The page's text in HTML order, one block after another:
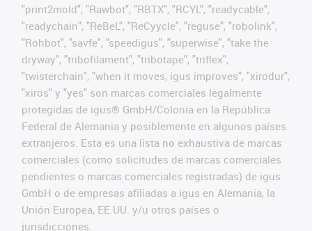
"print2mold", "Rawbot", "RBTX", "RCYL", "readycable",
"readychain", "ReBeL", "ReCyycle", "reguse", "robolink",
"Rohbot", "savfe", "speedigus", "superwise", "take the
dryway", "tribofilament", "tribotape", "triflex",
"twisterchain", "when it moves, igus improves", "xirodur",
"xiros" y "yes" son marcas comerciales legalmente
protegidas de igus® GmbH/Colonia en la República
Federal de Alemania y posiblemente en algunos países
extranjeros. Esta es una lista no exhaustiva de marcas
comerciales (como solicitudes de marcas comerciales
pendientes o marcas comerciales registradas) de igus
GmbH o de empresas afiliadas a igus en Alemania, la
Unión Europea, EE.UU. y/u otros países o
jurisdicciones.